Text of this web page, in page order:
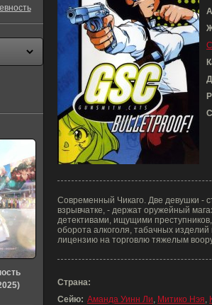
Современный Чикаго. Две девушки -
взрывчатке, - держат оружейный
детективами, ищущими
оборота алкоголя, табачных
лицензию на торговлю тяжелым
Страна:
Сейю: Аманда Уинн Ли, Митико Нэя,